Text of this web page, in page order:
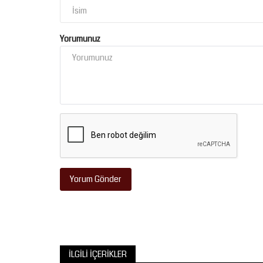
Yorumunuz
Yorum Gönder
İLGILI İÇERIKLER